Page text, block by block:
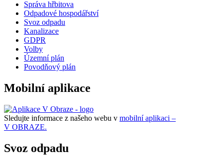
Správa hřbitova
Odpadové hospodářství
Svoz odpadu
Kanalizace
GDPR
Volby
Územní plán
Povodňový plán
Mobilní aplikace
Sledujte informace z našeho webu v mobilní aplikaci –
V OBRAZE.
Svoz odpadu